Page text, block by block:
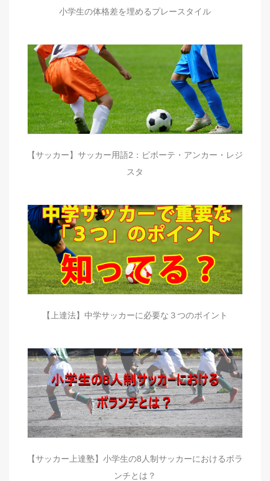
小学生の体格差を埋めるプレースタイル
【サッカー】サッカー用語2：ピボーテ・アンカー・レジ
スタ
【上達法】中学サッカーに必要な３つのポイント
【サッカー上達塾】小学生の8人制サッカーにおけるボラ
ンチとは？